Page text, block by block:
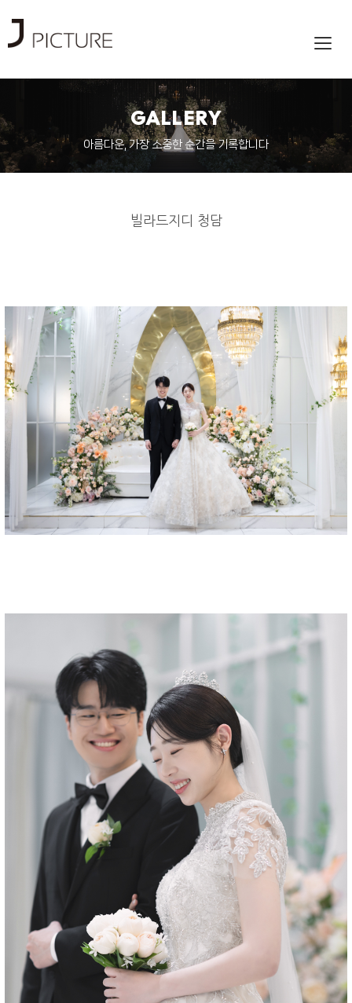
GALLERY
아름다운, 가장 소중한 순간을 기록합니다
빌라드지디 청담